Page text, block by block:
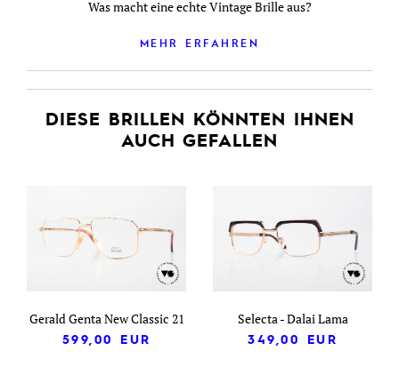
Was macht eine echte Vintage Brille aus?
MEHR ERFAHREN
DIESE BRILLEN KÖNNTEN IHNEN
AUCH GEFALLEN
Gerald Genta New Classic 21
599,00
EUR
Selecta - Dalai Lama
349,00
EUR